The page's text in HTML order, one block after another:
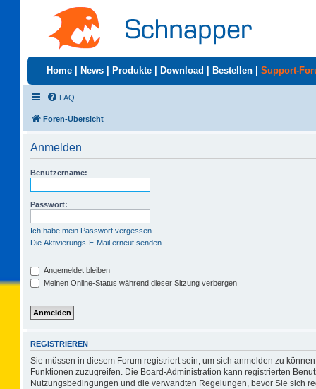
Home News Produkte Download Bestellen Support-
FAQ
Foren-Übersicht
Anmelden
Benutzername:
Passwort:
Ich habe mein Passwort vergessen
Die Aktivierungs-E-Mail erneut senden
Angemeldet bleiben
Meinen Online-Status während dieser Sitzung verbergen
REGISTRIEREN
Sie müssen in diesem Forum registriert sein, um sich anmelden zu
Funktionen zuzugreifen. Die Board-Administration kann registrierten
Nutzungsbedingungen und die verwandten Regelungen, bevor Sie sich